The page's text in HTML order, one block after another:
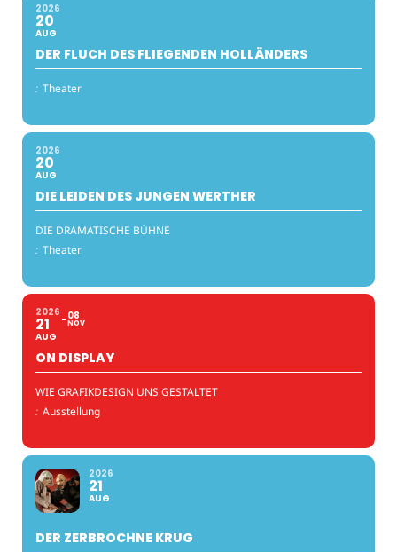
2026
20
AUG
DER FLUCH DES FLIEGENDEN HOLLÄNDERS
: Theater
2026
20
AUG
DIE LEIDEN DES JUNGEN WERTHER
DIE DRAMATISCHE BÜHNE
: Theater
2026
21
AUG
08
NOV
ON DISPLAY
WIE GRAFIKDESIGN UNS GESTALTET
: Ausstellung
2026
21
AUG
DER ZERBROCHNE KRUG